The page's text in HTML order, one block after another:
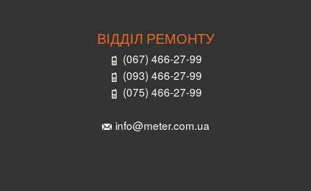
ВІДДІЛ РЕМОНТУ
(067) 466-27-99
(093) 466-27-99
(075) 466-27-99
info@meter.com.ua